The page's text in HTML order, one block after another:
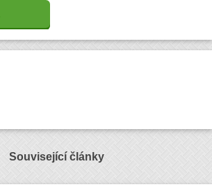
Související články